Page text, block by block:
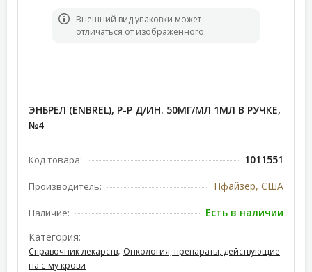
Bнешний вид упаковки может
отличаться от изображённого.
ЭНБРЕЛ (ENBREL), Р-Р Д/ИН. 50МГ/МЛ 1МЛ В РУЧКЕ,
№4
Код товара: 1011551
Производитель: Пфайзер, США
Наличие:
Есть в наличии
Категория:
Справочник лекарств, Онкология, препараты, действующие
на с-му крови